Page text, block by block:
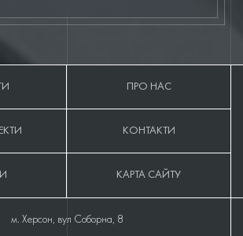
ПРО НАС
КОНТАКТИ
КАРТА САЙТУ
м. Херсон, вул Соборна, 8